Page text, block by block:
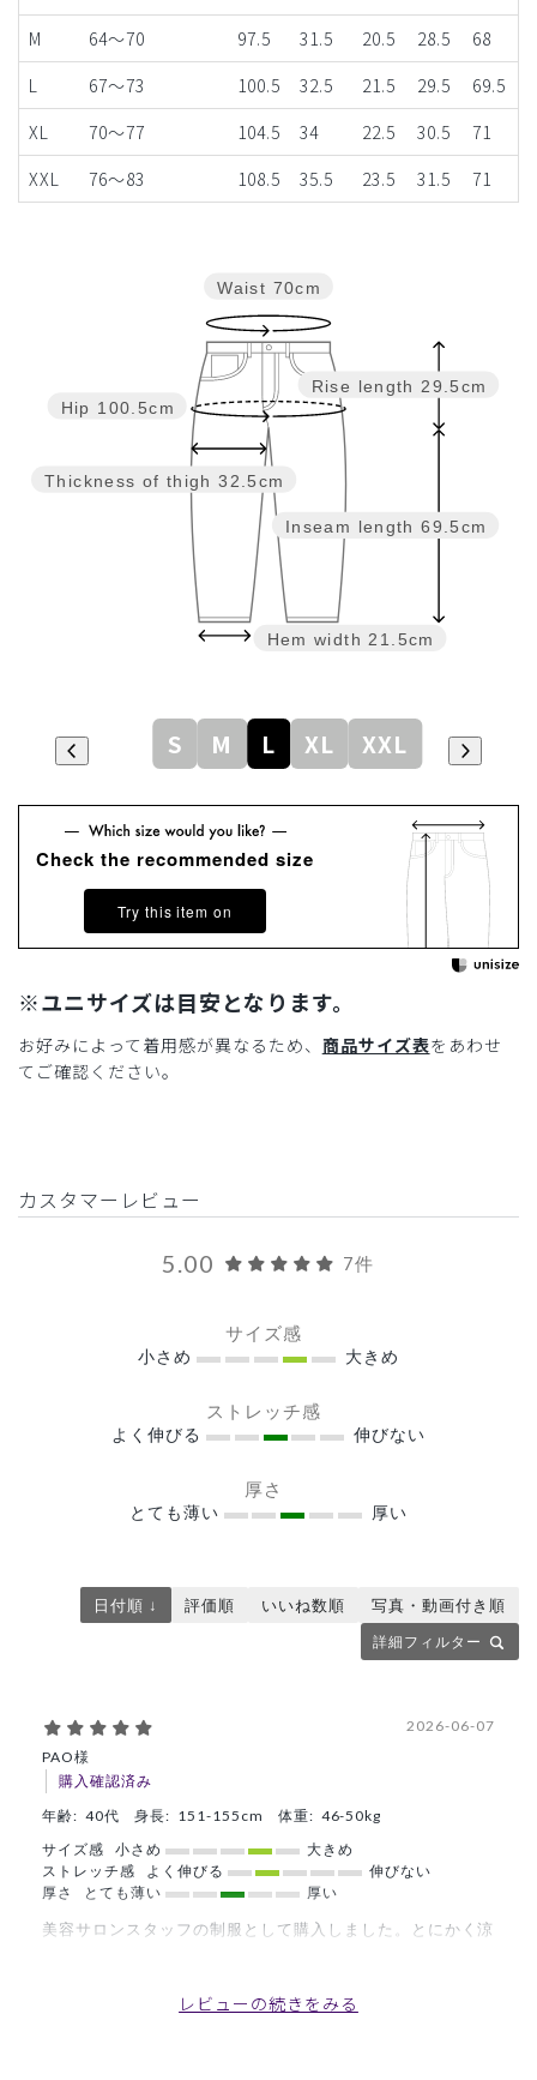
M
64～70 97.5 31.5 20.5 28.5
68
L
67～73 100.5 32.5 21.5 29.5
69.5
XL
70～77 104.5 34 22.5 30.5
71
XXL
76～83 108.5 35.5 23.5 31.5 71
Inseam length 69.5cm
Rise length 29.5cm
Hem width 21.5cm
Thickness of thigh 32.5cm
Hip 100.5cm
Waist 70cm
S M L XL XXL
Check the recommended size
Try this item on
※ユニサイズは目安となります。
お好みによって着用感が異なるため、 商品サイズ表をあわせ
てご確認ください。
カスタマーレビュー
5.00 7件
サイズ感
小さめ 大きめ
ストレッチ感
よく伸びる 伸びない
厚さ
とても薄い 厚い
詳細フィルター
日付順 ↓ 評価順 いいね数順 写真・動画付き順
PAO様
購入確認済み
2026-06-07
年齢: 40代 身長: 151-155cm 体重: 46-50kg
サイズ感
小さめ
大きめ
ストレッチ感
よく伸びる
伸びない
厚さ
とても薄い 厚い
美容サロンスタッフの制服として購入しました。とにかく涼
L72レディース:ピンタックパンツ・TRO/ディー
レビューの続きをみる